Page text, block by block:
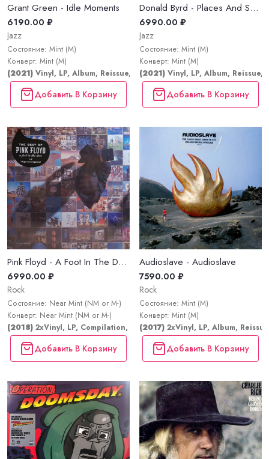
Grant Green - Idle Moments
6190.00 ₽
Jazz
Состояние: Mint (M)
Конверт: Mint (M)
(2021) Vinyl, LP, Album, Reissue, Stereo
Добавить В Корзину
Donald Byrd - Places And Spaces
6990.00 ₽
Jazz
Состояние: Mint (M)
Конверт: Mint (M)
(2021) Vinyl, LP, Album, Reissue,
Добавить В Корзину
Pink Floyd - A Foot In The Door (The Best Of Pink Floyd)
6990.00 ₽
Rock
Состояние: Near Mint (NM or M-)
Конверт: Near Mint (NM or M-)
(2018) 2xVinyl, LP, Compilation, Reissue, Remastered, Stereo
Добавить В Корзину
Audioslave - Audioslave
7590.00 ₽
Rock
Состояние: Mint (M)
Конверт: Mint (M)
(2017) 2xVinyl, LP, Album, Reissue
Добавить В Корзину